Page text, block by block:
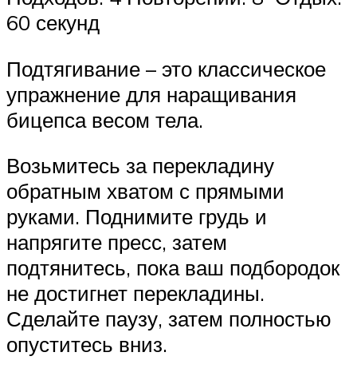
60 секунд
Подтягивание – это классическое
упражнение для наращивания
бицепса весом тела.
Возьмитесь за перекладину
обратным хватом с прямыми
руками. Поднимите грудь и
напрягите пресс, затем
подтянитесь, пока ваш подбородок
не достигнет перекладины.
Сделайте паузу, затем полностью
опуститесь вниз.